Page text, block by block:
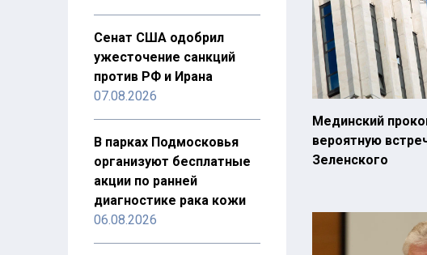
Сенат США одобрил
ужесточение санкций
против РФ и Ирана
07.08.2026
В парках Подмосковья
организуют бесплатные
акции по ранней
диагностике рака кожи
06.08.2026
Мединский
вероятную
Зеленского